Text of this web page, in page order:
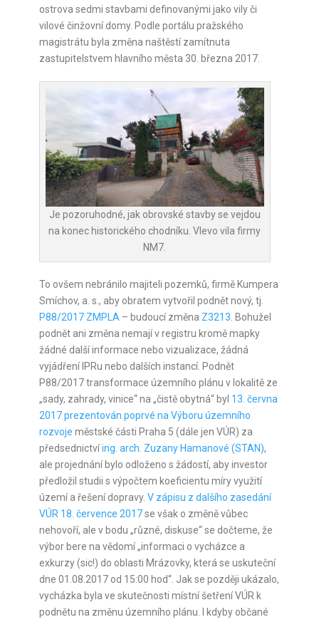
ostrova sedmi stavbami definovanými jako vily či
vilové činžovní domy. Podle portálu pražského
magistrátu byla změna naštěstí zamítnuta
zastupitelstvem hlavního města 30. března 2017.
Je pozoruhodné, jak obrovské stavby se vejdou
na konec historického chodníku. Vlevo vila firmy
NM7.
To ovšem nebránilo majiteli pozemků, firmě Kumpera
Smíchov, a. s., aby obratem vytvořil podnět nový, tj.
P88/2017 ZMPLA – budoucí změna Z3213 . Bohužel
podnět ani změna nemají v registru kromě mapky
žádné další informace nebo vizualizace, žádná
vyjádření IPRu nebo dalších instancí. Podnět
P88/2017 transformace územního plánu v lokalitě ze
„sady, zahrady, vinice“ na „čistě obytná“ byl 13. června
2017 prezentován poprvé na Výboru územního
rozvoje městské části Praha 5 (dále jen VÚR) za
předsednictvíing. arch. Zuzany Hamanové (STAN),
ale projednání bylo odloženo s žádostí, aby investor
předložil studii s výpočtem koeficientu míry využití
území a řešení dopravy. V zápisu z dalšího zasedání
VÚR 18. července 2017se však o změně vůbec
nehovoří, ale v bodu „různé, diskuse“ se dočteme, že
výbor bere na vědomí „informaci o vycházce a
exkurzy (sic!) do oblasti Mrázovky, která se uskuteční
dne 01.08.2017 od 15:00 hod“. Jak se později ukázalo,
vycházka byla ve skutečnosti místní šetření VÚR k
podnětu na změnu územního plánu. I kdyby občané